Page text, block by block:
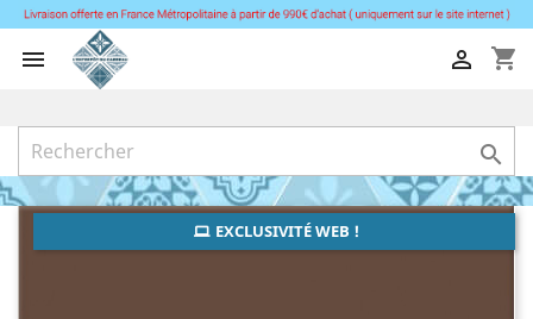
 shopping_cart


EXCLUSIVITÉ WEB !